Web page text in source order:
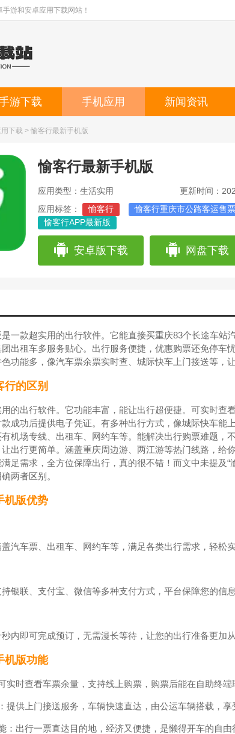
游和安卓应用下载网站！
游下载 手机应用 新闻资讯
用下载 > 愉客行最新手机版
愉客行最新手机版
应用类型：生活实用
更新时间：
应用标签：
愉客行
愉客行重庆市公路客运售
愉客行APP最新版
安卓版下载 网盘下载
一款超实用的出行软件。它能直接买重庆83个长途车站
出租车多服务贴心。出行服务便捷，优惠购票还免停车
功能多，像汽车票余票实时查、城际快车上门接送等，
行的区别
的出行软件。它功能丰富，能让出行超便捷。可实时查
成功后提供电子凭证。有多种出行方式，像城际快车能
机场专线、出租车、网约车等。能解决出行购票难题，
出行更简单。涵盖重庆周边游、两江游等热门线路，给
足需求，全方位保障出行，真的很不错！而文中未提及
两者区别。
机版优势
汽车票、出租车、网约车等，满足各类出行需求，轻松
银联、支付宝、微信等多种支付方式，平台保障您的信息
内即可完成预订，无需漫长等待，让您的出行准备更加从
机版功能
实时查看车票余量，支持线上购票，购票后能在自助终端
提供上门接送服务，车辆快速直达，由公运车辆搭载，享
：出行一票直达目的地，经济又便捷，是懒得开车的自由